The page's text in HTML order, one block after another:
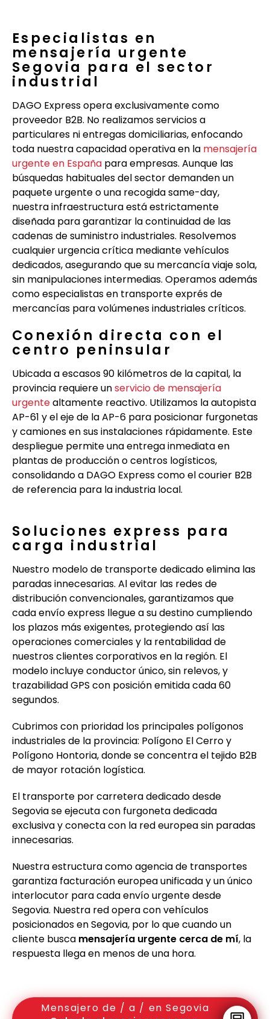
Especialistas en
mensajería urgente
Segovia para el sector
industrial
DAGO Express opera exclusivamente como
proveedor B2B. No realizamos servicios a
particulares ni entregas domiciliarias, enfocando
toda nuestra capacidad operativa en la mensajería
urgente en España para empresas. Aunque las
búsquedas habituales del sector demanden un
paquete urgente o una recogida same-day,
nuestra infraestructura está estrictamente
diseñada para garantizar la continuidad de las
cadenas de suministro industriales. Resolvemos
cualquier urgencia crítica mediante vehículos
dedicados, asegurando que su mercancía viaje sola,
sin manipulaciones intermedias. Operamos además
como especialistas en transporte exprés de
mercancías para volúmenes industriales críticos.
Conexión directa con el
centro peninsular
Ubicada a escasos 90 kilómetros de la capital, la
provincia requiere unservicio de mensajería
urgentealtamente reactivo. Utilizamos la autopista
AP-61 y el eje de la AP-6 para posicionar furgonetas
y camiones en sus instalaciones rápidamente. Este
despliegue permite una entrega inmediata en
plantas de producción o centros logísticos,
consolidando a DAGO Express como el courier B2B
de referencia para la industria local.
Soluciones express para
carga industrial
Nuestro modelo de transporte dedicado elimina las
paradas innecesarias. Al evitar las redes de
distribución convencionales, garantizamos que
cada envío express llegue a su destino cumpliendo
los plazos más exigentes, protegiendo así las
operaciones comerciales y la rentabilidad de
nuestros clientes corporativos en la región. El
modelo incluye conductor único, sin relevos, y
trazabilidad GPS con posición emitida cada 60
segundos.
Cubrimos con prioridad los principales polígonos
industriales de la provincia: Polígono El Cerro y
Polígono Hontoria, donde se concentra el tejido B2B
de mayor rotación logística.
El transporte por carretera dedicado desde
Segovia se ejecuta con furgoneta dedicada
exclusiva y conecta con la red europea sin paradas
innecesarias.
Nuestra estructura como agencia de transportes
garantiza facturación europea unificada y un único
interlocutor para cada envío urgente desde
Segovia. Nuestra red opera con vehículos
posicionados en Segovia, por lo que cuando un
cliente busca mensajería urgente cerca de mí, la
respuesta llega en menos de una hora.
Mensajero de / a / en Segovia